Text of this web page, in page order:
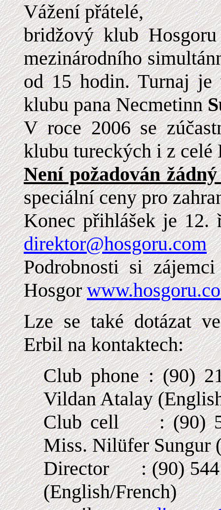
Vážení přátelé,
bridžový klub
mezinárodního
od 15 hodin. Turnaj je
klubu pana Necmetinn
V roce 2006 se
klubu tureckých i z celé
Není požadován
speciální ceny pro
Konec přihlášek je 12.
direktor@hosgoru.com
Podrobnosti si
Hosgor
Lze se také dotázat
Erbil na kontaktech:
Club phone : (90)
Vildan Atalay
Club cell : (90)
Miss. Nilüfer Sungur
Director : (90) 544
(English/French)